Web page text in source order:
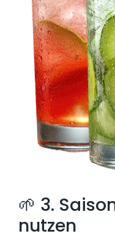
🌱 3.
nutzen